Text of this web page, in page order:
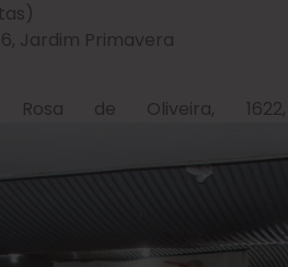
Jardim Primavera
de Oliveira,